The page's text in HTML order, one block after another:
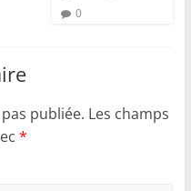
0
publiée. Les champs
*